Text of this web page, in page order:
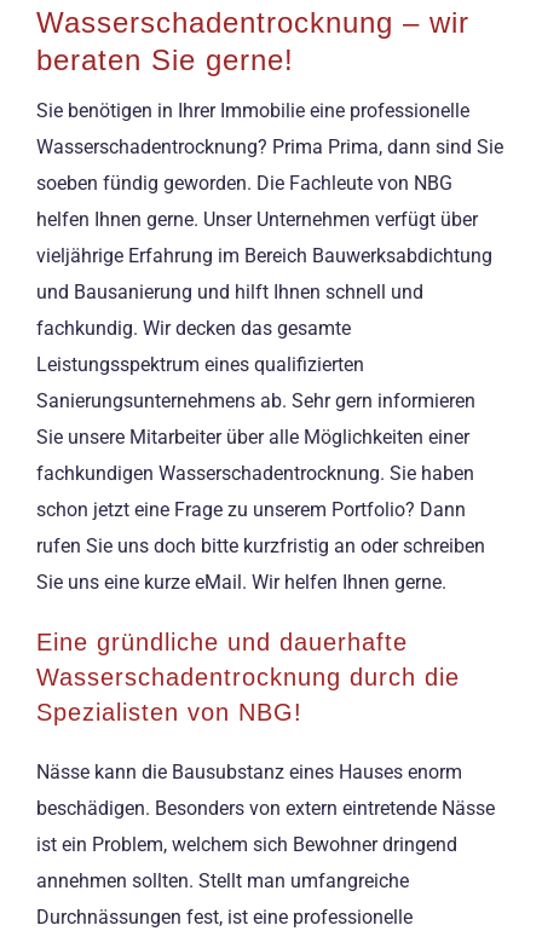
Wasserschadentrocknung – wir
beraten Sie gerne!
Sie benötigen in Ihrer Immobilie eine professionelle
Wasserschadentrocknung? Prima Prima, dann sind Sie
soeben fündig geworden. Die Fachleute von NBG
helfen Ihnen gerne. Unser Unternehmen verfügt über
vieljährige Erfahrung im Bereich Bauwerksabdichtung
und Bausanierung und hilft Ihnen schnell und
fachkundig. Wir decken das gesamte
Leistungsspektrum eines qualifizierten
Sanierungsunternehmens ab. Sehr gern informieren
Sie unsere Mitarbeiter über alle Möglichkeiten einer
fachkundigen Wasserschadentrocknung. Sie haben
schon jetzt eine Frage zu unserem Portfolio? Dann
rufen Sie uns doch bitte kurzfristig an oder schreiben
Sie uns eine kurze eMail. Wir helfen Ihnen gerne.
Eine gründliche und dauerhafte
Wasserschadentrocknung durch die
Spezialisten von NBG!
Nässe kann die Bausubstanz eines Hauses enorm
beschädigen. Besonders von extern eintretende Nässe
ist ein Problem, welchem sich Bewohner dringend
annehmen sollten. Stellt man umfangreiche
Durchnässungen fest, ist eine professionelle